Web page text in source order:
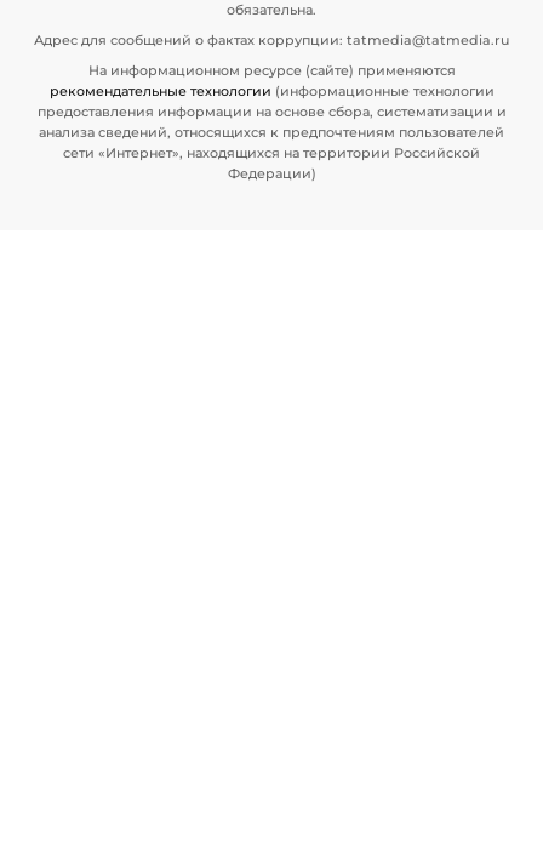
обязательна.
Адрес для сообщений о фактах коррупции: tatmedia@tatmedia.ru
На информационном ресурсе (сайте) применяются
рекомендательные технологии (информационные технологии
предоставления информации на основе сбора, систематизации и
анализа сведений, относящихся к предпочтениям пользователей
сети «Интернет», находящихся на территории Российской
Федерации)